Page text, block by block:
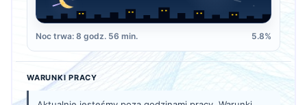
Noc trwa: 8 godz. 56 min. 5.8%
WARUNKI PRACY